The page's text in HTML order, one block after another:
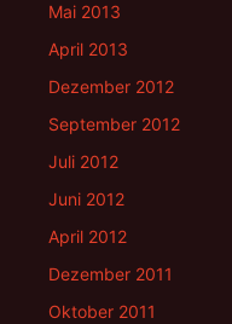
Mai 2013
April 2013
Dezember 2012
September 2012
Juli 2012
Juni 2012
April 2012
Dezember 2011
Oktober 2011